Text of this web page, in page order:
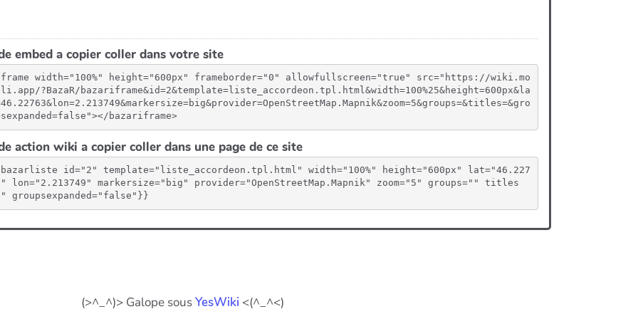
embed a copier coller dans votre site
width="100%" height="600px" frameborder="0" allowfullscreen="true" src="https://wiki.mo
?BazaR/bazariframe&id=2&template=liste_accordeon.tpl.html&width=100%25&height=600px&la
bazariframe>
action wiki a copier coller dans une page de ce site
id="2" template="liste_accordeon.tpl.html" width="100%" height="600px" lat="46.227
lon="2.213749" markersize="big" provider="OpenStreetMap.Mapnik" zoom="5" groups="" titles
groupsexpanded="false"}}
(>^_^)> Galope sousYesWiki <(^_^<)